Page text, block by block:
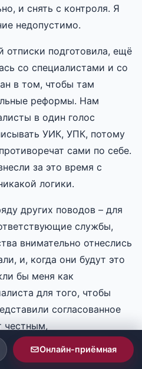
и снять с контроля. Я
недопустимо.
отписки подготовила, ещё
со специалистами и со
в том, чтобы там
реформы. Нам
в один голос
УИК, УПК, потому
сами по себе.
за это время с
логики.
других поводов – для
службы,
внимательно отнеслись
и, когда они будут это
бы меня как
для того, чтобы
согласованное
честным,
направлено на то, чтобы
Онлайн-приёмная